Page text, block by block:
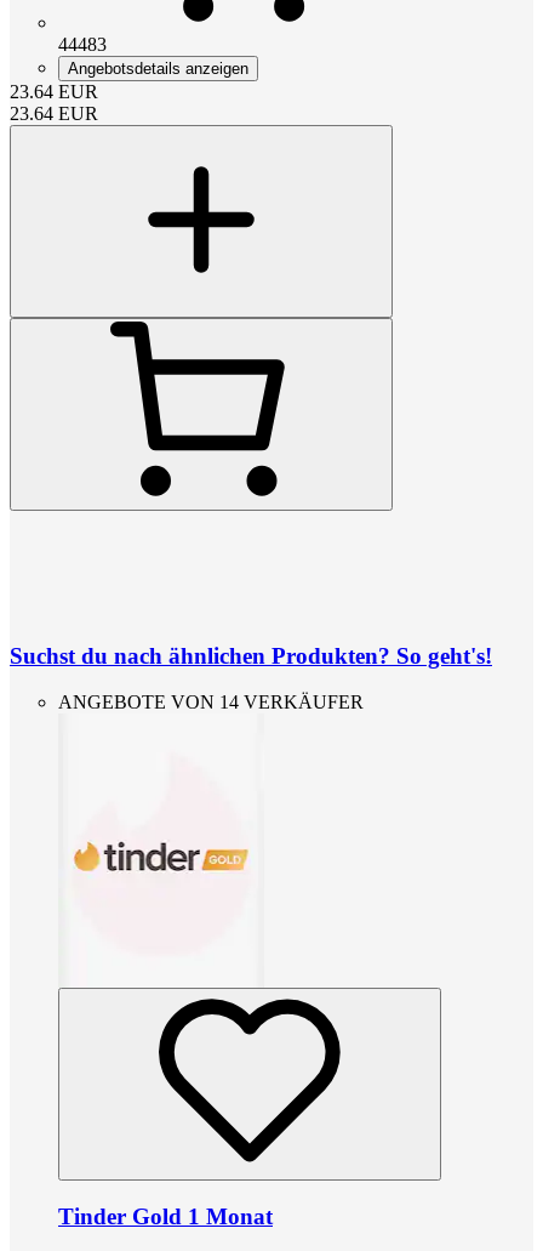
44483
Angebotsdetails anzeigen
23.64 EUR
23.64 EUR
Suchst du nach ähnlichen Produkten? So geht's!
ANGEBOTE VON 14 VERKÄUFER
Tinder Gold 1 Monat